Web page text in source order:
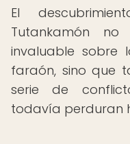
El
Tutankamón no
invaluable
faraón, sino que
serie de
todavía perduran